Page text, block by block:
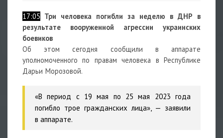
17:05 Три человека погибли за неделю в ДНР в
результате вооруженной агрессии украинских
боевиков
Об этом сегодня сообщили в аппарате
уполномоченного по правам человека в Республике
Дарьи Морозовой.
«В период с 19 мая по 25 мая 2023 года
погибло трое гражданских лица», — заявили
в аппарате.